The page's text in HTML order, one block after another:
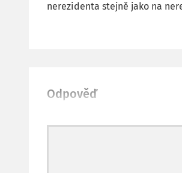
nerezidenta stejně jako na
Odpověď